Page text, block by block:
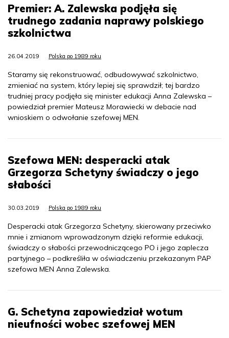
Premier: A. Zalewska podjęła się
trudnego zadania naprawy polskiego
szkolnictwa
26.04.2019 Polska po 1989 roku
Staramy się rekonstruować, odbudowywać szkolnictwo,
zmieniać na system, który lepiej się sprawdził; tej bardzo
trudniej pracy podjęła się minister edukacji Anna Zalewska –
powiedział premier Mateusz Morawiecki w debacie nad
wnioskiem o odwołanie szefowej MEN.
Szefowa MEN: desperacki atak
Grzegorza Schetyny świadczy o jego
słabości
30.03.2019 Polska po 1989 roku
Desperacki atak Grzegorza Schetyny, skierowany przeciwko
mnie i zmianom wprowadzonym dzięki reformie edukacji,
świadczy o słabości przewodniczącego PO i jego zaplecza
partyjnego – podkreśliła w oświadczeniu przekazanym PAP
szefowa MEN Anna Zalewska.
G. Schetyna zapowiedział wotum
nieufności wobec szefowej MEN